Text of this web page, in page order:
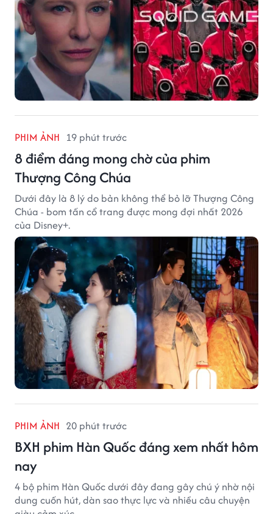
PHIM ẢNH 19 phút trước
8 điểm đáng mong chờ của phim
Thượng Công Chúa
Dưới đây là 8 lý do bản không thể bỏ lỡ Thượng Công
Chúa - bom tấn cổ trang được mong đợi nhất 2026
của Disney+.
PHIM ẢNH 20 phút trước
BXH phim Hàn Quốc đáng xem nhất hôm
nay
4 bộ phim Hàn Quốc dưới đây đang gây chú ý nhờ nội
dung cuốn hút, dàn sao thực lực và nhiều câu chuyện